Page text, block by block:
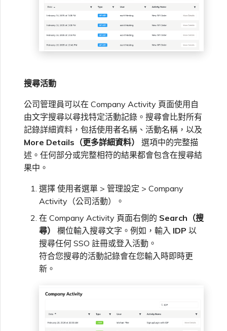
搜尋活動
公司管理員可以在 Company Activity 頁面使用自
由文字搜尋以尋找特定活動記錄。搜尋會比對所有
記錄詳細資料，包括使用者名稱、活動名稱，以及
More Details（更多詳細資料）
選項中的完整描
述。任何部分或完整相符的結果都會包含在搜尋結
果中。
選擇 使用者選單 > 管理設定 > Company
Activity（公司活動）。
在 Company Activity 頁面右側的 Search（搜
尋）
欄位輸入搜尋文字。例如，輸入 IDP 以
搜尋任何 SSO 註冊或登入活動。
符合您搜尋的活動記錄會在您輸入時即時更
新。